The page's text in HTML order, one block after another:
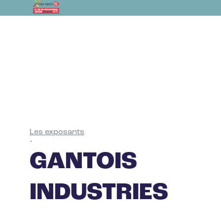
Les exposants
•
GANTOIS
INDUSTRIES